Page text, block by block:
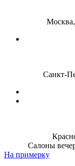
Санкт-
Салоны
На примерку